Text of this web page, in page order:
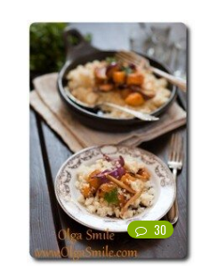
30